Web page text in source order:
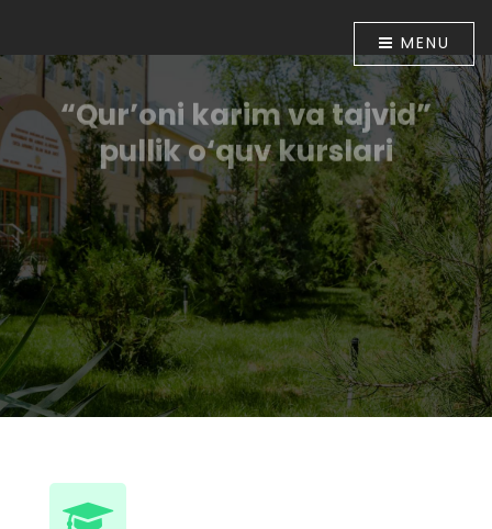
MENU
“Qur’oni karim va tajvid”
pullik o‘quv kurslari
O‘zbekiston Respublikasi Prezidentining “Diniy-
ma`rifiy soha faoliyatini tubdan takomillashtirish
chora-tadbirlari to‘g‘risida”gi 2018 yil 16 apreldagi PF-
5416-sonli Farmoni bilan tasdiqlangan chora-
tadbirlar Dasturining 6-bandida belgilangan vazifalar
ijrosini ta`minlash maqsadida O‘zbekiston
musulmonlari idorasining 2018 yil 30 apreldagi
01A/056-sonli buyrug‘i tasdiqlandi. Shu munosabat
bilan Muhammad ibn Ahmad al-Bernuiy madrasasida